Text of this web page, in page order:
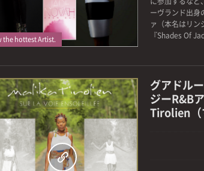
the hottest Artist.
ーヴランド出身
ァ（本名はリ
『Shades Of
グアドル
ジーR&B
Tirolien（